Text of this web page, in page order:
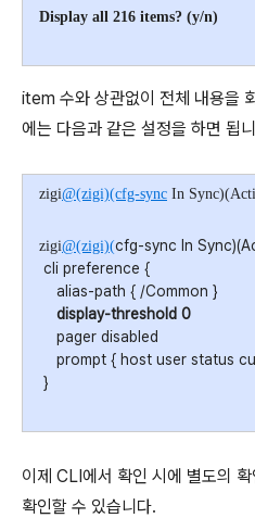
Display all 216 items? (y/n)
item 수와 상관없이 전체 내용을
에는 다음과 같은 설정을 하면 됩
zigi@(zigi)(cfg-sync In
zigi@(zigi)(cfg-sync In
cli preference {
alias-path { /Common }
display-threshold 0
pager disabled
prompt { host user status
}
이제 CLI에서 확인 시에 별도의
확인할 수 있습니다.